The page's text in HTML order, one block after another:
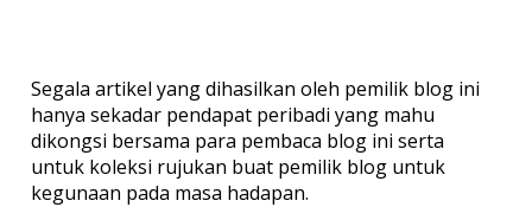
Segala artikel yang dihasilkan oleh pemilik blog ini
hanya sekadar pendapat peribadi yang mahu
dikongsi bersama para pembaca blog ini serta
untuk koleksi rujukan buat pemilik blog untuk
kegunaan pada masa hadapan.